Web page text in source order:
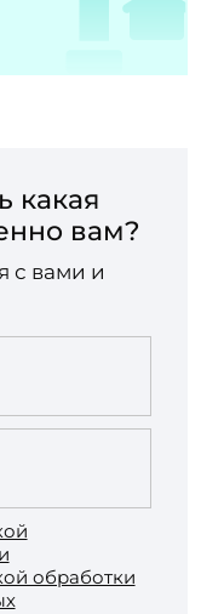
какая
вам?
с вами и
обработки